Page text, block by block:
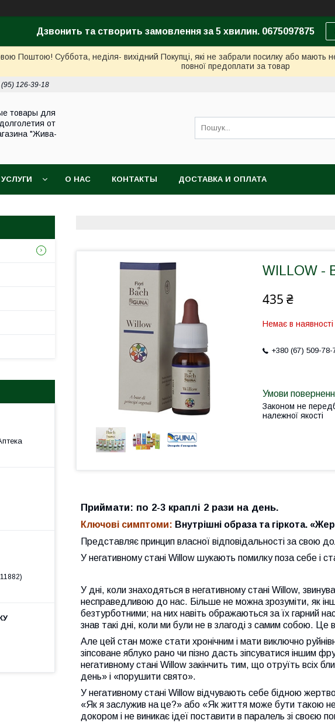
Дзвонить та створить замовлення за 5 хвилин. 0675097875
Поштою! Суббота, неділя- вихідний Покупці, які не забрали посилку або мають
повної предоплати за товар
126-39-18
товары для
от
"Жива-
О НАС КОНТАКТЫ ДОСТАВКА И ОПЛАТА
WILLOW -
435 ₴
Немає в наявності
+380 (67) 509-78-
Законом не
належної якості
Приймати: по 2-3 краплі 2 рази на день.
Ключові симптоми: Внутрішні образа та гіркота.
Представляє принцип власної відповідальності за свою
У негативному стані Willow шукають помилку поза себе і
У дні, коли знаходяться в негативному стані Willow,
несправедливою до нас. Більше не можна зрозуміти, як
безтурботними; на них навіть ображаються за їх гарний
знав такі дні, коли ми були не в злагоді з самим собою. Це
Але цей стан може стати хронічним і мати виключно
зіпсоване яблуко рано чи пізно дасть зіпсуватися іншим
негативному стані Willow закінчить тим, що отруїть всіх
день» і «порушити свято».
У негативному стані Willow відчувають себе бідною
«Як я заслужив на це?» або «Як життя може бути такою
докором і не виникає ідеї поставити в паралель зі своєю